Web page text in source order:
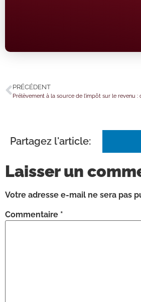
PRÉCÉDENT
Partagez l'article:
Laisser un
Votre adresse e-mail ne sera pas
Commentaire *